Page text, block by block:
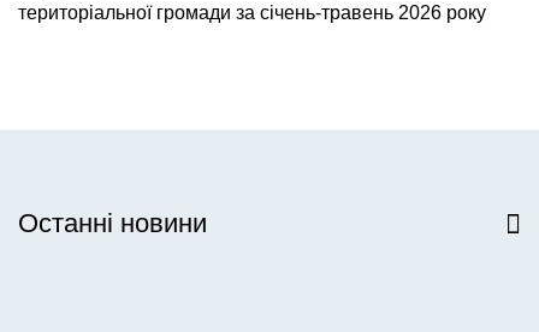
територіальної громади за січень-травень 2026 року
Останні новини